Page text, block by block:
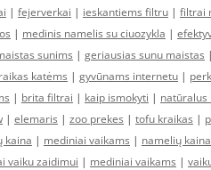
| fejerverkai | ieskantiems filtru | filtrai
| medinis namelis su ciuozykla |
sunims | geriausias sunu maistas |
katėms | gyvūnams internetu |
| brita filtrai | kaip ismokyti | natūralus
| elemaris | zoo prekes | tofu kraikas |
kaina | mediniai vaikams | namelių kaina
vaiku zaidimui | mediniai vaikams |